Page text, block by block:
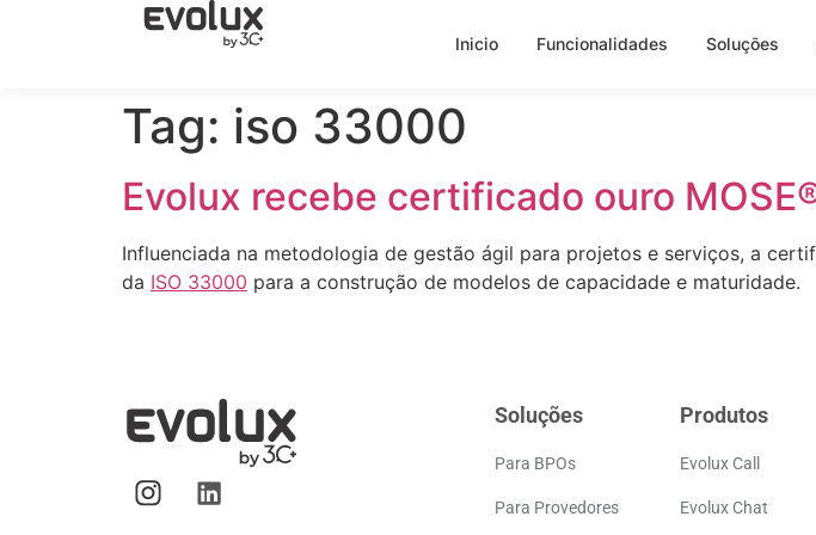
Inicio Funcionalidades Soluções
Tag: iso 33000
Evolux recebe certificado ouro
Influenciada na metodologia de gestão ágil para projetos e serviços, a
da ISO 33000 para a construção de modelos de capacidade e maturidade.
Soluções
Para BPOs
Para Provedores
Produtos
Evolux Call
Evolux Chat